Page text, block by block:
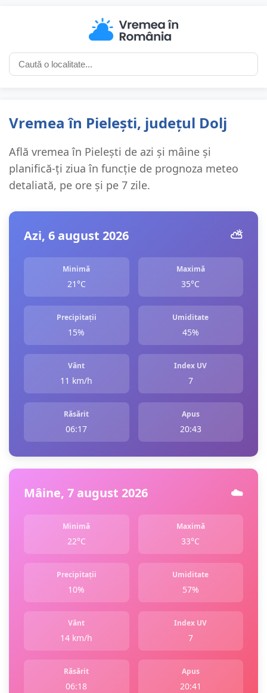
Vremea în Pielești, județul Dolj
Află vremea în Pielești de azi și mâine și
planifică-ți ziua în funcție de prognoza meteo
detaliată, pe ore și pe 7 zile.
Azi, 6 august 2026 ⛅️
Minimă
21°C
Maximă
35°C
Precipitații
15%
Umiditate
45%
Vânt
11 km/h
Index UV
7
Răsărit
06:17
Apus
20:43
Mâine, 7 august 2026 ☁️
Minimă
22°C
Maximă
33°C
Precipitații
10%
Umiditate
57%
Vânt
14 km/h
Index UV
7
Răsărit
06:18
Apus
20:41